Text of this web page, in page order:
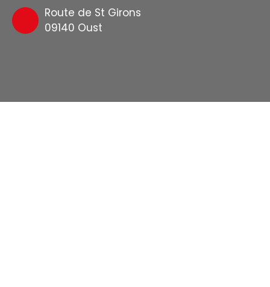
Route de St Girons
09140 Oust